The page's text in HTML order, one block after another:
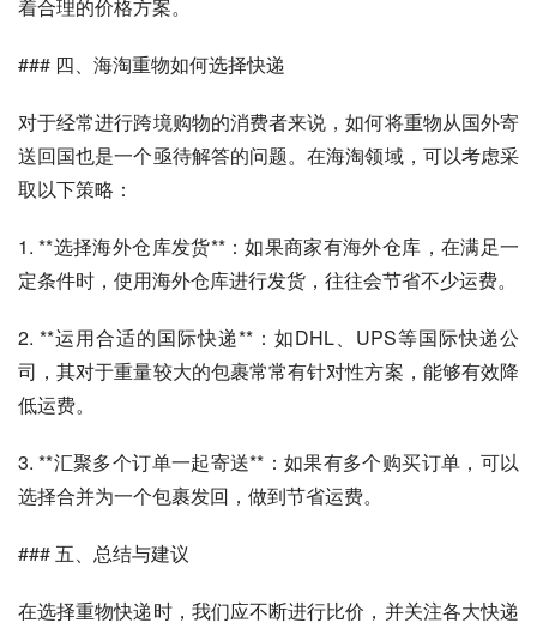
着合理的价格方案。
### 四、海淘重物如何选择快递
对于经常进行跨境购物的消费者来说，如何将重物从国外寄
送回国也是一个亟待解答的问题。在海淘领域，可以考虑采
取以下策略：
1. **选择海外仓库发货**：如果商家有海外仓库，在满足一
定条件时，使用海外仓库进行发货，往往会节省不少运费。
2. **运用合适的国际快递**：如DHL、UPS等国际快递公
司，其对于重量较大的包裹常常有针对性方案，能够有效降
低运费。
3. **汇聚多个订单一起寄送**：如果有多个购买订单，可以
选择合并为一个包裹发回，做到节省运费。
### 五、总结与建议
在选择重物快递时，我们应不断进行比价，并关注各大快递